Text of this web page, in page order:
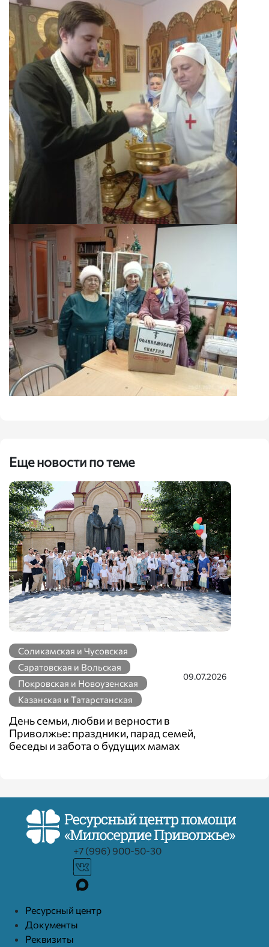
Еще новости по теме
Соликамская и Чусовская
Саратовская и Вольская
Покровская и Новоузенская
Казанская и Татарстанская
09.07.2026
День семьи, любви и верности в
Приволжье: праздники, парад семей,
беседы и забота о будущих мамах
+7 (996) 900-50-30
Ресурcный центр
Документы
Реквизиты